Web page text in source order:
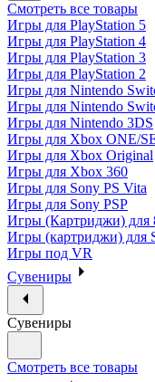
Смотреть все товары
Игры для PlayStation 5
Игры для PlayStation 4
Игры для PlayStation 3
Игры для PlayStation 2
Игры для Nintendo
Игры для Nintendo
Игры для Nintendo 3DS
Игры для Xbox ONE/
Игры для Xbox Original
Игры для Xbox 360
Игры для Sony PS Vita
Игры для Sony PSP
Игры (Картриджи) для
Игры (картриджи) для
Игры под VR
Сувениры
Сувениры
Смотреть все товары